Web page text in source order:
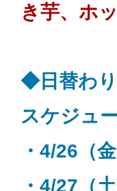
き芋、ホ
◆日替わ
スケジュ
・4/26（
・4/27（